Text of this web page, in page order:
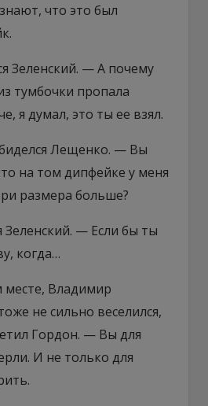
что это был
Зеленский. — А почему
тумбочки пропала
я думал, это ты ее взял.
Лещенко. — Вы
на том дипфейке у меня
размера больше?
— Если бы ты
когда…
Владимир
не сильно веселился,
Гордон. — Вы для
И не только для